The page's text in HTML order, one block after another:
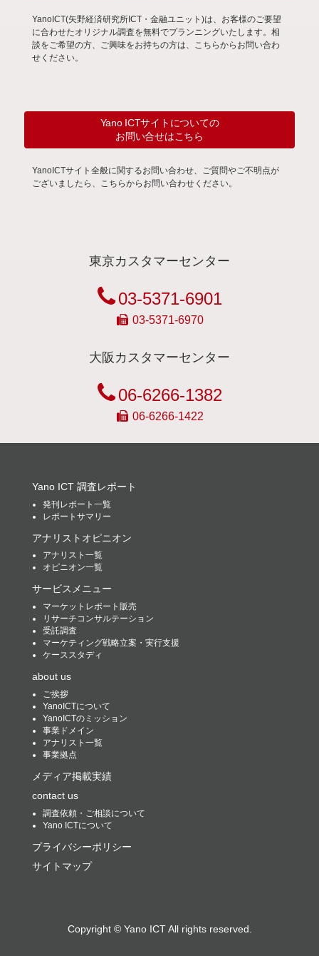
YanoICT(矢野経済研究所ICT・金融ユニット)は、お客様のご要望
に合わせたオリジナル調査を無料でプランニングいたします。相
談をご希望の方、ご興味をお持ちの方は、こちらからお問い合わ
せください。
Yano ICTサイトについての
お問い合せはこちら
YanoICTサイト全般に関するお問い合わせ、ご質問やご不明点が
ございましたら、こちらからお問い合わせください。
東京カスタマーセンター
03-5371-6901
03-5371-6970
大阪カスタマーセンター
06-6266-1382
06-6266-1422
Yano ICT 調査レポート
発刊レポート一覧
レポートサマリー
アナリストオピニオン
アナリスト一覧
オピニオン一覧
サービスメニュー
マーケットレポート販売
リサーチコンサルテーション
受託調査
マーケティング戦略立案・実行支援
ケーススタディ
about us
ご挨拶
YanoICTについて
YanoICTのミッション
事業ドメイン
アナリスト一覧
事業拠点
メディア掲載実績
contact us
調査依頼・ご相談について
Yano ICTについて
プライバシーポリシー
サイトマップ
Copyright © Yano ICTAll rights reserved.